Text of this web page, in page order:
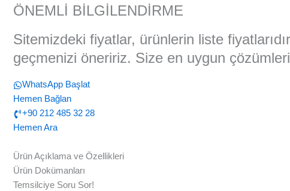
ÖNEMLİ BİLGİLENDİRME
Sitemizdeki fiyatlar, ürünlerin liste
geçmenizi öneririz. Size en uygun
WhatsApp Başlat
Hemen Bağlan
+90 212 485 32 28
Hemen Ara
Ürün Açıklama ve Özellikleri
Ürün Dokümanları
Temsilciye Soru Sor!